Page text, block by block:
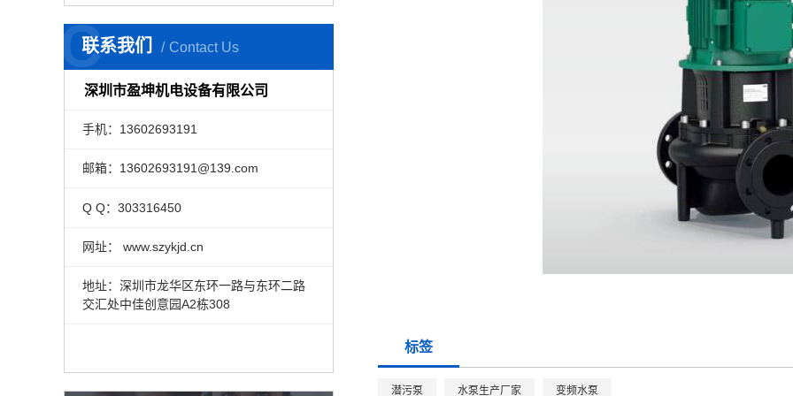
联系我们 Contact Us
C
深圳市盈坤机电设备有限公司
手机：13602693191
邮箱：13602693191@139.com
Q Q：303316450
网址： www.szykjd.cn
地址：深圳市龙华区东环一路与东环二路
交汇处中佳创意园A2栋308
标签
潜污泵 水泵生产厂家 变频水泵